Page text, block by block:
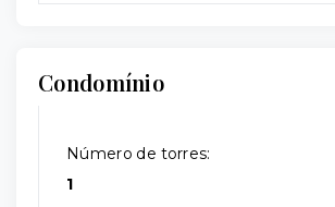
Condomínio
Número de torres:
1